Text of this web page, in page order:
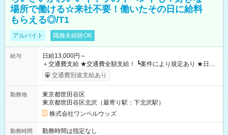
場所で働ける☆来社不要！働いたその日に給料
もらえる◎/T1
アルバイト 職種未経験OK
給与
日給13,000円～
＋交通費支給 ★交通費全額支給！ ┗案件により規定あり ★日払
いOK！（規定あり） ┗働いたその日に現金GET♪ お仕事後はコ
ンビニATMから 日払い分を引き落とせます！ 【試用期間】試
交通費別途支給あり
勤務地
東京都世田谷区
東京都世田谷区北沢（最寄り駅：下北沢駅）
株式会社ワンベルウッズ
勤務時間
勤務時間は指定なし